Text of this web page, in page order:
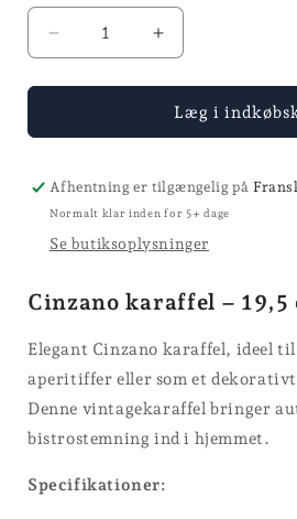
Reducer
antallet
for
karaffel
Øg
antallet
for
Cinzano
karaffel
Læg i
Afhentning er tilgængelig på
Normalt klar inden for 5+ dage
Se butiksoplysninger
Cinzano karaffel – 19,5
Elegant Cinzano karaffel, ideel
aperitiffer eller som et dekorativt
Denne vintagekaraffel bringer
bistrostemning ind i hjemmet.
Specifikationer: